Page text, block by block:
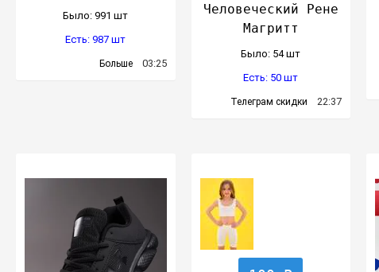
Было: 991 шт
Есть: 987 шт
Больше 03:25
Человеческий Рене
Магритт
Было: 54 шт
Есть: 50 шт
Телеграм скидки 22:37